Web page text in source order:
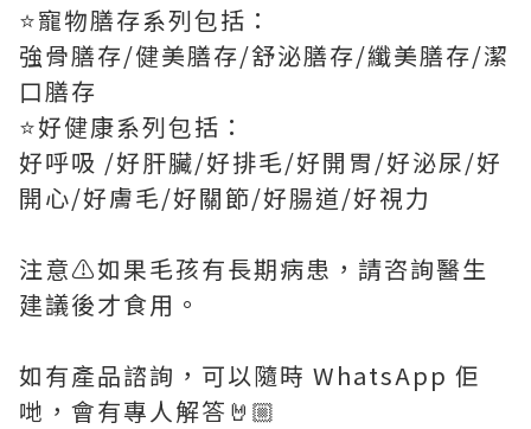
⭐️寵物膳存系列包括：
強骨膳存/健美膳存/舒泌膳存/纖美膳存/潔
口膳存
⭐️好健康系列包括：
好呼吸 /好肝臟/好排毛/好開胃/好泌尿/好
開心/好膚毛/好關節/好腸道/好視力
注意⚠️如果毛孩有長期病患，請咨詢醫生
建議後才食用。
如有產品諮詢，可以隨時 WhatsApp 佢
哋，會有專人解答🤘🏼